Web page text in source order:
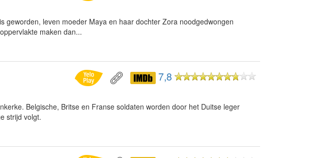
geworden, leven moeder Maya en haar dochter Zora noodgedwongen
maken dan...
7,8
Belgische, Britse en Franse soldaten worden door het Duitse leger
strijd volgt.